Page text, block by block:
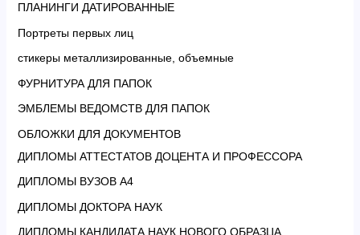
ПЛАНИНГИ ДАТИРОВАННЫЕ
Портреты первых лиц
стикеры металлизированные, объемные
ФУРНИТУРА ДЛЯ ПАПОК
ЭМБЛЕМЫ ВЕДОМСТВ ДЛЯ ПАПОК
ОБЛОЖКИ ДЛЯ ДОКУМЕНТОВ
ДИПЛОМЫ АТТЕСТАТОВ ДОЦЕНТА И ПРОФЕССОРА
ДИПЛОМЫ ВУЗОВ А4
ДИПЛОМЫ ДОКТОРА НАУК
ДИПЛОМЫ КАНДИДАТА НАУК НОВОГО ОБРАЗЦА